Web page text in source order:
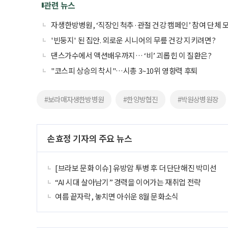
관련 뉴스
자생한방병원, ‘직장인 척추·관절 건강 캠페인’ 참여 단체
'빈둥지' 된 집안. 외로운 시니어의 무릎 건강 지키려면?
댄스가수에서 액션배우까지… ‘비’ 괴롭힌 이 질환은?
"코스피 상승의 착시"…시총 3~10위 영향력 후퇴
#보라매자생한방병원 #한양방협진 #박원상병원장
손효정 기자의 주요 뉴스
[브라보 문화 이슈] 유방암 투병 후 더 단단해진 박미선
“AI 시대 살아남기” 경력을 이어가는 재취업 전략
여름 끝자락, 놓치면 아쉬운 8월 문화소식